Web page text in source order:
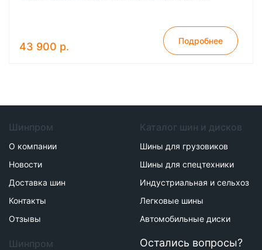
43 900 р. Подробнее
Шинпром
О компании
Новости
Доставка шин
Контакты
Отзывы
Каталог шин и дисков
Шины для грузовиков
Шины для спецтехники
Индустриальная и сельхоз
Легковые шины
Автомобильные диски
Шинпром Остались вопросы?